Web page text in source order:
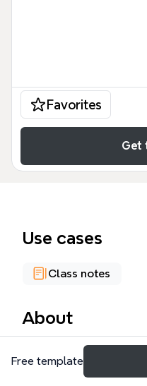
Favorites
Get
Use cases
Class notes
About
这份公式表思维导图是
南，涵盖了婚姻感情、
Free template